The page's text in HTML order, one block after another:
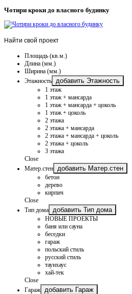
Чотири кроки до власного будинку
Найти свой проект
Площадь (кв.м.)
Длина (мм.)
Ширина (мм.)
Этажность
добавить Этажность
1 этаж
1 этаж + мансарда
1 этаж + мансарда + цоколь
1 этаж + цоколь
2 этажа
2 этажа + мансарда
2 этажа + мансарда + цоколь
2 этажа + цоколь
3 этажа
Close
Матер.стен
добавить Матер.стен
бетон
дерево
кирпич
Close
Тип дома
добавить Тип дома
НОВЫЕ ПРОЕКТЫ
баня или сауна
беседки
гараж
польский стиль
русский стиль
таунхаус
хай-тек
Close
Гараж
добавить Гараж